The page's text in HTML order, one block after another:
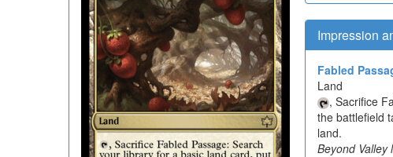
Impression
Fabled
Land
, Sacrifice
the battlefield
land.
Beyond